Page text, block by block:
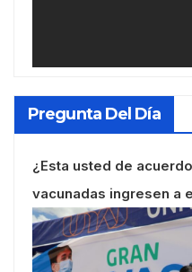
Pregunta Del Día
¿Esta usted de
vacunadas ingresen a